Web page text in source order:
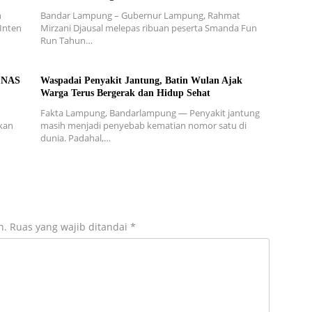
Bandar Lampung – Gubernur Lampung, Rahmat
Mirzani Djausal melepas ribuan peserta Smanda Fun
Run Tahun…
Waspadai Penyakit Jantung, Batin Wulan Ajak
Warga Terus Bergerak dan Hidup Sehat
Fakta Lampung, Bandarlampung — Penyakit jantung
masih menjadi penyebab kematian nomor satu di
dunia. Padahal,…
Ruas yang wajib ditandai *